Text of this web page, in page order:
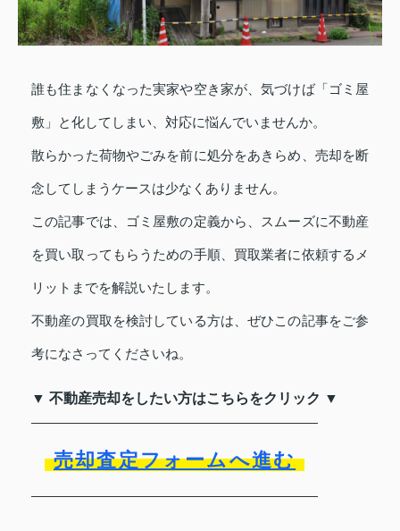
誰も住まなくなった実家や空き家が、気づけば「ゴミ屋
敷」と化してしまい、対応に悩んでいませんか。
散らかった荷物やごみを前に処分をあきらめ、売却を断
念してしまうケースは少なくありません。
この記事では、ゴミ屋敷の定義から、スムーズに不動産
を買い取ってもらうための手順、買取業者に依頼するメ
リットまでを解説いたします。
不動産の買取を検討している方は、ぜひこの記事をご参
考になさってくださいね。
▼ 不動産売却をしたい方はこちらをクリック ▼
売却査定フォームへ進む